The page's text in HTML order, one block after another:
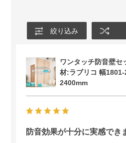
絞り込み
ワンタッチ防音壁セ
材:ラブリコ 幅
2400mm
防音効果が十分に実感でき